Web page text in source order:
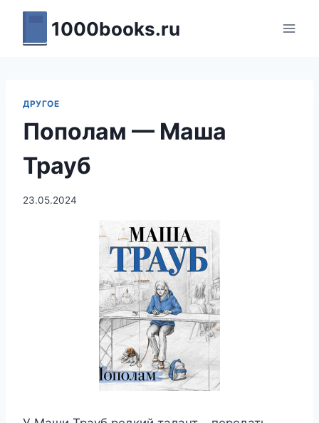
Перейти
содержимому
1000books.ru
ДРУГОЕ
Пополам — Маша
Трауб
23.05.2024